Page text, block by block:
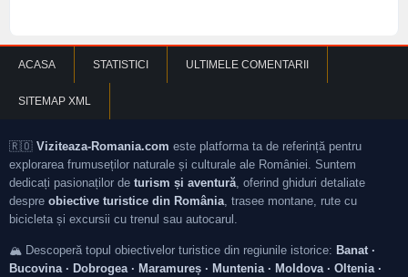
ACASA STATISTICI ULTIMELE COMENTARII
SITEMAP XML
🇷🇴 Viziteaza-Romania.com este platforma ta de referință pentru
explorarea frumuseților naturale și culturale ale României. Suntem
dedicați pasionaților de turism și aventură , oferind ghiduri detaliate
despre obiective turistice din România , trasee montane, rute cu
bicicleta și excursii cu trenul sau autocarul.
🏔️ Descoperă topul obiectivelor turistice din regiunile istorice: Banat ·
Bucovina · Dobrogea · Maramureș · Muntenia · Moldova · Oltenia ·